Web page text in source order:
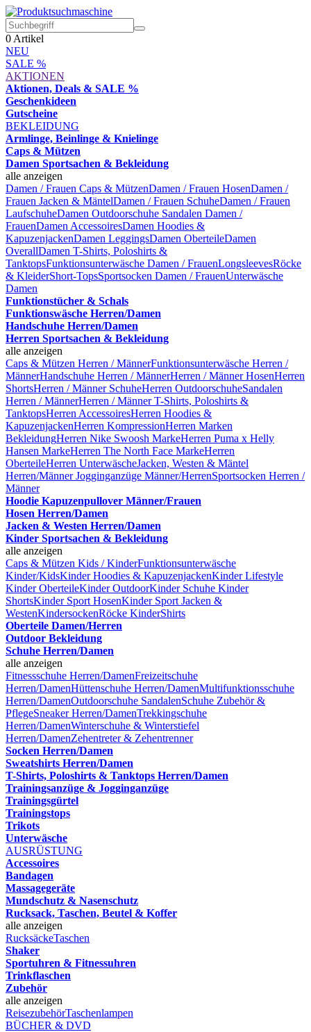
0 Artikel
NEU
SALE %
AKTIONEN
Aktionen, Deals & SALE %
Geschenkideen
Gutscheine
BEKLEIDUNG
Armlinge, Beinlinge & Knielinge
Caps & Mützen
Damen Sportsachen & Bekleidung
alle anzeigen
Damen / Frauen Caps & MützenDamen / Frauen HosenDamen /
Frauen Jacken & MäntelDamen / Frauen SchuheDamen / Frauen
LaufschuheDamen Outdoorschuhe Sandalen Damen /
FrauenDamen AccessoiresDamen Hoodies &
KapuzenjackenDamen LeggingsDamen OberteileDamen
OverallDamen T-Shirts, Poloshirts &
TanktopsFunktionsunterwäsche Damen / FrauenLongsleevesRöcke
& KleiderShort-TopsSportsocken Damen / FrauenUnterwäsche
Damen
Funktionstücher & Schals
Funktionswäsche Herren/Damen
Handschuhe Herren/Damen
Herren Sportsachen & Bekleidung
alle anzeigen
Caps & Mützen Herren / MännerFunktionsunterwäsche Herren /
MännerHandschuhe Herren / MännerHerren / Männer HosenHerren
ShortsHerren / Männer SchuheHerren OutdoorschuheSandalen
Herren / MännerHerren / Männer T-Shirts, Poloshirts &
TanktopsHerren AccessoiresHerren Hoodies &
KapuzenjackenHerren KompressionHerren Marken
BekleidungHerren Nike Swoosh MarkeHerren Puma x Helly
Hansen MarkeHerren The North Face MarkeHerren
OberteileHerren UnterwäscheJacken, Westen & Mäntel
Herren/MännerJogginganzüge Männer/HerrenSportsocken Herren /
Männer
Hoodie Kapuzenpullover Männer/Frauen
Hosen Herren/Damen
Jacken & Westen Herren/Damen
Kinder Sportsachen & Bekleidung
alle anzeigen
Caps & Mützen Kids / KinderFunktionsunterwäsche
Kinder/KidsKinder Hoodies & KapuzenjackenKinder Lifestyle
Kinder OberteileKinder OutdoorKinder Schuhe Kinder
ShortsKinder Sport HosenKinder Sport Jacken &
WestenKindersockenRöcke KinderShirts
Oberteile Damen/Herren
Outdoor Bekleidung
Schuhe Herren/Damen
alle anzeigen
Fitnessschuhe Herren/DamenFreizeitschuhe
Herren/DamenHüttenschuhe Herren/DamenMultifunktionsschuhe
Herren/DamenOutdoorschuhe SandalenSchuhe Zubehör &
PflegeSneaker Herren/DamenTrekkingschuhe
Herren/DamenWinterschuhe & Winterstiefel
Herren/DamenZehentreter & Zehentrenner
Socken Herren/Damen
Sweatshirts Herren/Damen
T-Shirts, Poloshirts & Tanktops Herren/Damen
Trainingsanzüge & Jogginganzüge
Trainingsgürtel
Trainingstops
Trikots
Unterwäsche
AUSRÜSTUNG
Accessoires
Bandagen
Massagegeräte
Mundschutz & Nasenschutz
Rucksack, Taschen, Beutel & Koffer
alle anzeigen
RucksäckeTaschen
Shaker
Sportuhren & Fitnessuhren
Trinkflaschen
Zubehör
alle anzeigen
ReisezubehörTaschenlampen
BÜCHER & DVD